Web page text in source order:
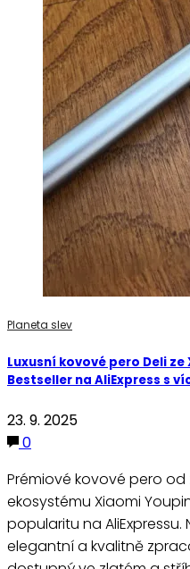
Planeta slev
Luxusní kovové pero Deli ze
Bestseller na AliExpress s
23. 9. 2025
0
Prémiové kovové pero
ekosystému Xiaomi
popularitu na
elegantní a kvalitně